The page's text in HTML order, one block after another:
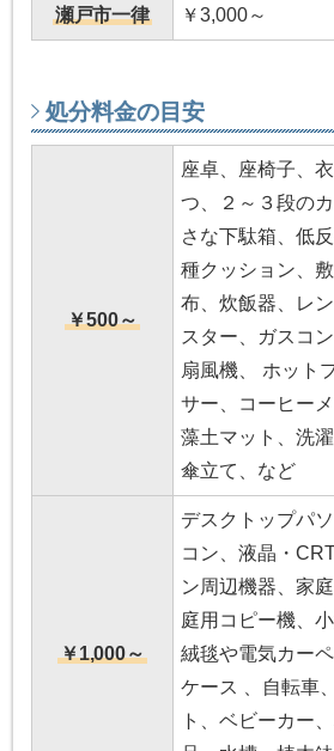
瀬戸市一律 ￥3,000～
処分料金の目安
￥500～
座卓、座椅子、
つ、２～３段の
さな下駄箱、低
種クッション、
布、炊飯器、レ
スター、ガスコ
扇風機、 ホット
サー、コーヒー
藻土マット、洗
傘立て、など
￥1,000～
デスクトップパ
コン、液晶・
ン周辺機器、家
庭用コピー機、
絨毯や電気カー
ケース 、自転車
ト、ベビーカー